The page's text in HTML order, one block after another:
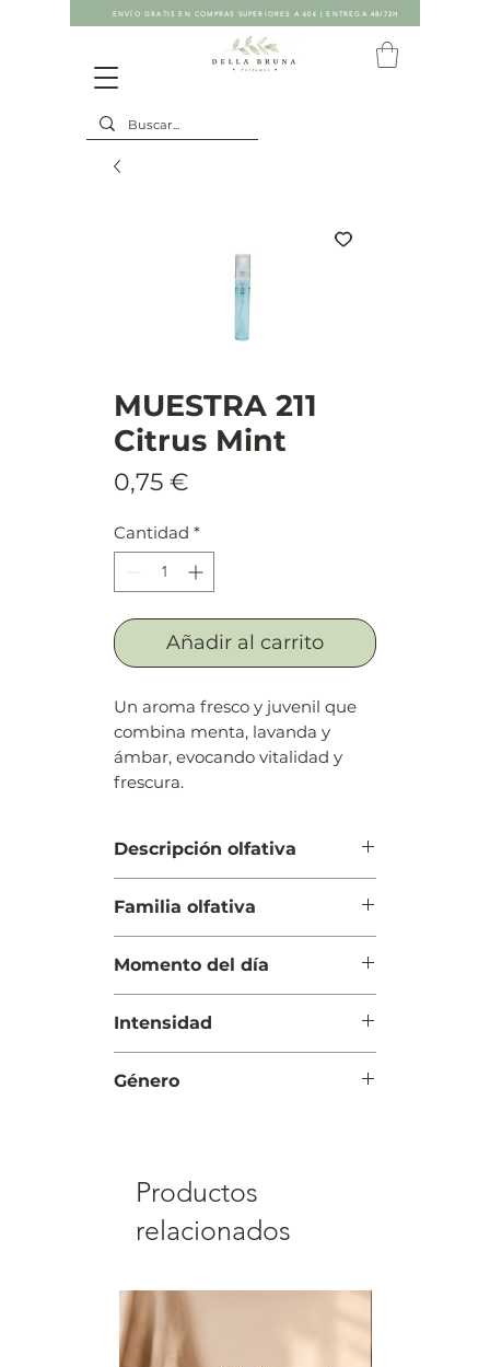
ENVÍO GRATIS EN COMPRAS SUPERIORES A 60€ | ENTREGA 48/72H
MUESTRA 211
Citrus Mint
0,75 €
Cantidad *
Añadir al carrito
Un aroma fresco y juvenil que
combina menta, lavanda y
ámbar, evocando vitalidad y
frescura.
Descripción olfativa
(pomelo) y bergamota
Cuerpo: Arándano, rosa y
manzana Granny Smith
Familia olfativa
Momento del día
Intensidad
Género
Productos
relacionados